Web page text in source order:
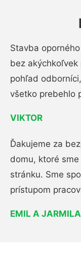
Stavba
bez akýchkoľvek
pohľad
všetko prebehlo
VIKTOR
Ďakujeme za
domu, ktoré
stránku. Sme
prístupom
EMIL A JARMILA